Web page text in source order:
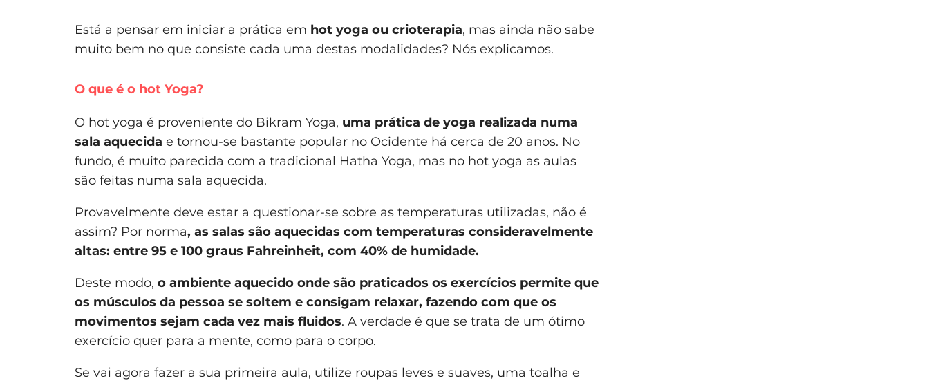
Está a pensar em iniciar a prática em hot yoga ou crioterapia, mas ainda não sabe
muito bem no que consiste cada uma destas modalidades? Nós explicamos.
O que é o hot Yoga?
O hot yoga é proveniente do Bikram Yoga, uma prática de yoga realizada numa
sala aquecida e tornou-se bastante popular no Ocidente há cerca de 20 anos. No
fundo, é muito parecida com a tradicional Hatha Yoga, mas no hot yoga as aulas
são feitas numa sala aquecida.
Provavelmente deve estar a questionar-se sobre as temperaturas utilizadas, não é
assim? Por norma, as salas são aquecidas com temperaturas consideravelmente
altas: entre 95 e 100 graus Fahreinheit, com 40% de humidade.
Deste modo, o ambiente aquecido onde são praticados os exercícios permite que
os músculos da pessoa se soltem e consigam relaxar, fazendo com que os
movimentos sejam cada vez mais fluidos. A verdade é que se trata de um ótimo
exercício quer para a mente, como para o corpo.
Se vai agora fazer a sua primeira aula, utilize roupas leves e suaves, uma toalha e